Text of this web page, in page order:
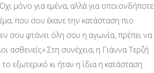
μόνο για εμένα, αλλά για οποιονδήποτε
που σου έκανε την κατάσταση πιο
σου φτάνει όλη σου η αγωνία, πρέπει να
ασθενείς».Στη συνέχεια, η Γιάννα Τερζή
εξωτερικό κι ήταν η ίδια η κατάσταση